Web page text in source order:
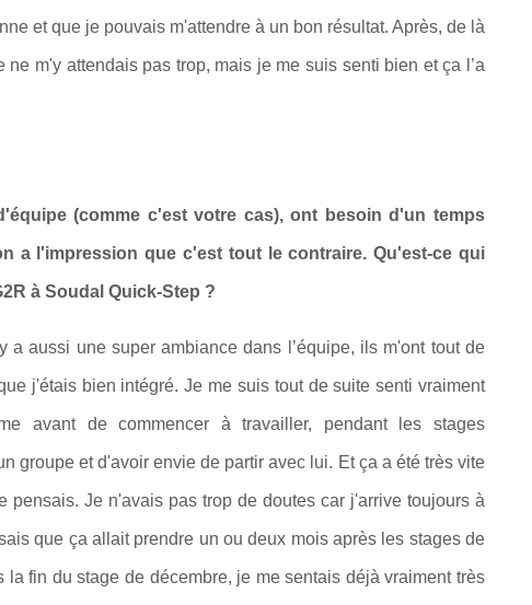
et que je pouvais m'attendre à un bon résultat. Après, de là
m'y attendais pas trop, mais je me suis senti bien et ça l’a
(comme c'est votre cas), ont besoin d'un temps
a l'impression que c'est tout le contraire. Qu'est-ce qui
à Soudal Quick-Step ?
aussi une super ambiance dans l’équipe, ils m'ont tout de
j'étais bien intégré. Je me suis tout de suite senti vraiment
avant de commencer à travailler, pendant les stages
groupe et d'avoir envie de partir avec lui. Et ça a été très vite
pensais. Je n'avais pas trop de doutes car j'arrive toujours à
que ça allait prendre un ou deux mois après les stages de
fin du stage de décembre, je me sentais déjà vraiment très